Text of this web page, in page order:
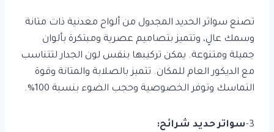
تصنع سواتر الحديد المجدول من ألواح معدنية ذات متانة
وسمك عالٍ، وتتميز بتصاميم عصرية ومبتكرة بألوان
جميلة ومتنوعة. يمكن تركيبها بنفس لون الجدار لتتناسب
مع الديكور العام للمكان. تتميز بالصلابة والمتانة وقوة
التماسك وتوفر الخصوصية وحجب الضوء بنسبة 100%.
3- سواتر حديد شرائح: